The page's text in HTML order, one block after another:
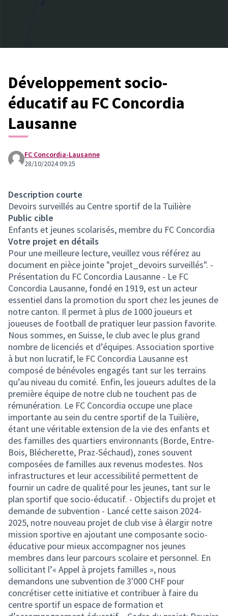
Développement socio-
éducatif au FC Concordia
Lausanne
FC Concordia-Lausanne
28/10/2024 09:25
Description courte
Devoirs surveillés au Centre sportif de la Tuilière
Public cible
Enfants et jeunes scolarisés, membre du FC Concordia
Votre projet en détails
Pour une meilleure lecture, veuillez vous référez au
document en pièce jointe "projet_devoirs surveillés". -
Présentation du FC Concordia Lausanne - Le FC
Concordia Lausanne, fondé en 1919, est un acteur
essentiel dans la promotion du sport chez les jeunes de
notre canton. Il permet à plus de 1000 joueurs et
joueuses de football de pratiquer leur passion favorite.
Nous sommes, en Suisse, le club avec le plus grand
nombre de licenciés et d’équipes. Association sportive
à but non lucratif, le FC Concordia Lausanne est
composé de bénévoles engagés tant sur les terrains
qu’au niveau du comité. Enfin, les joueurs adultes de la
première équipe de notre club ne touchent pas de
rémunération. Le FC Concordia occupe une place
importante au sein du centre sportif de la Tuilière,
étant une véritable extension de la vie des enfants et
des familles des quartiers environnants (Borde, Entre-
Bois, Blécherette, Praz-Séchaud), zones souvent
composées de familles aux revenus modestes. Nos
infrastructures et leur accessibilité permettent de
fournir un cadre de qualité pour les jeunes, tant sur le
plan sportif que socio-éducatif. - Objectifs du projet et
demande de subvention - Lancé cette saison 2024-
2025, notre nouveau projet de club vise à élargir notre
mission sportive en ajoutant une composante socio-
éducative pour mieux accompagner nos jeunes
membres dans leur parcours scolaire et personnel. En
sollicitant l’« Appel à projets familles », nous
demandons une subvention de 3'000 CHF pour
concrétiser cette initiative et contribuer à faire du
centre sportif un espace de formation et